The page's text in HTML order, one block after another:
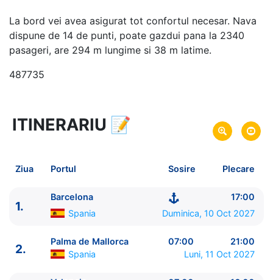
La bord vei avea asigurat tot confortul necesar. Nava
dispune de 14 de punti, poate gazdui pana la 2340
pasageri, are 294 m lungime si 38 m latime.
487735
11 zile vacanta de croaziera in
Marea Mediterana de Vest si Insulele Baleare -
link
Sosire pe 20 Oct 2027 in Barcelona,
Norwegian Dawn★★★★+
ITINERARIU 📝
Ziua Portul Sosire Plecare
1.
Barcelona
17:00
Spania
Duminica, 10 Oct 2027
2.
Palma de Mallorca 07:00
21:00
Spania
Luni, 11 Oct 2027